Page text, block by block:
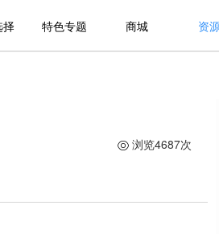
择 特色专题 商城 资
浏览4687次